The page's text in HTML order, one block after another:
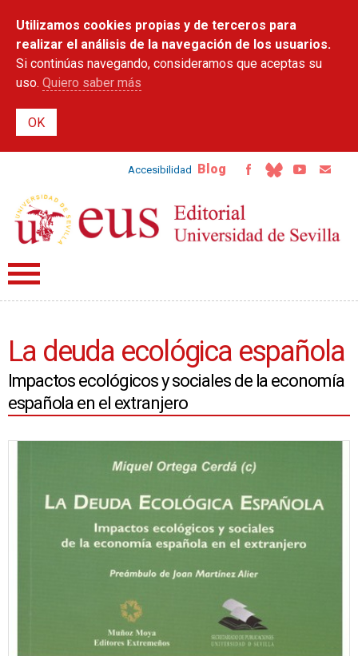
contenido
principal
Utilizamos cookies propias y de terceros para
realizar el análisis de la navegación de los usuarios.
Si continúas navegando, consideramos que aceptas su
uso. Quiero saber más
Accesibilidad Blog
La deuda ecológica española
Impactos ecológicos y sociales de la economía
española en el extranjero